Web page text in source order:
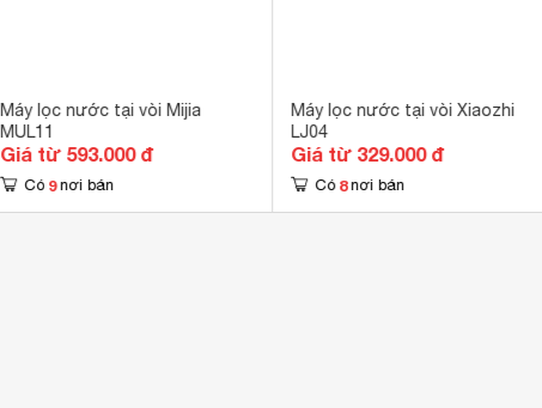
Máy lọc nước tại vòi Mijia
MUL11
Giá từ 593.000 đ
Có 9 nơi bán
Máy lọc nước tại vòi Xiaozhi
LJ04
Giá từ 329.000 đ
Có 8 nơi bán